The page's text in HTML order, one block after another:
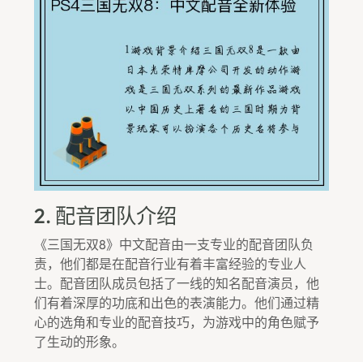
2. 配音团队介绍
《三国无双8》中文配音由一支专业的配音团队负
责，他们都是在配音行业有着丰富经验的专业人
士。配音团队成员包括了一线的知名配音演员，他
们有着深厚的功底和出色的表演能力。他们通过精
心的选角和专业的配音技巧，为游戏中的角色赋予
了生动的形象。